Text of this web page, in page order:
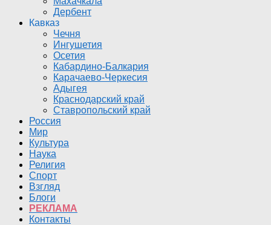
Дербент
Кавказ
Чечня
Ингушетия
Осетия
Кабардино-Балкария
Карачаево-Черкесия
Адыгея
Краснодарский край
Ставропольский край
Россия
Мир
Культура
Наука
Религия
Спорт
Взгляд
Блоги
РЕКЛАМА
Контакты